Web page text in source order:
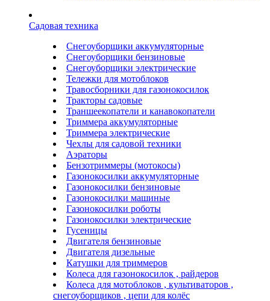
Садовая техника
Снегоуборщики аккумуляторные
Снегоуборщики бензиновые
Снегоуборщики электрические
Тележки для мотоблоков
Травосборники для газонокосилок
Тракторы садовые
Траншеекопатели и канавокопатели
Триммера аккумуляторные
Триммера электрические
Чехлы для садовой техники
Аэраторы
Бензотриммеры (мотокосы)
Газонокосилки аккумуляторные
Газонокосилки бензиновые
Газонокосилки машиные
Газонокосилки роботы
Газонокосилки электрические
Гусеницы
Двигателя бензиновые
Двигателя дизельные
Катушки для триммеров
Колеса для газонокосилок , райдеров
Колеса для мотоблоков , культиваторов ,
снегоуборщиков , цепи для колёс